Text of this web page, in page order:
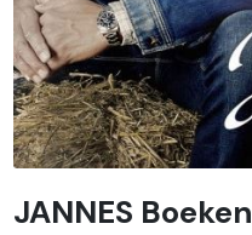
JANNES Boeken